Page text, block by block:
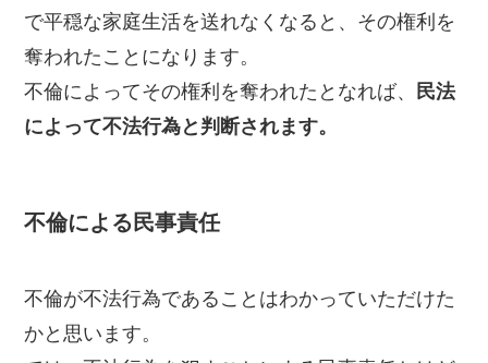
で平穏な家庭生活を送れなくなると、その権利を
奪われたことになります。
不倫によってその権利を奪われたとなれば、 民法
によって不法行為と判断されます。
不倫による民事責任
不倫が不法行為であることはわかっていただけた
かと思います。